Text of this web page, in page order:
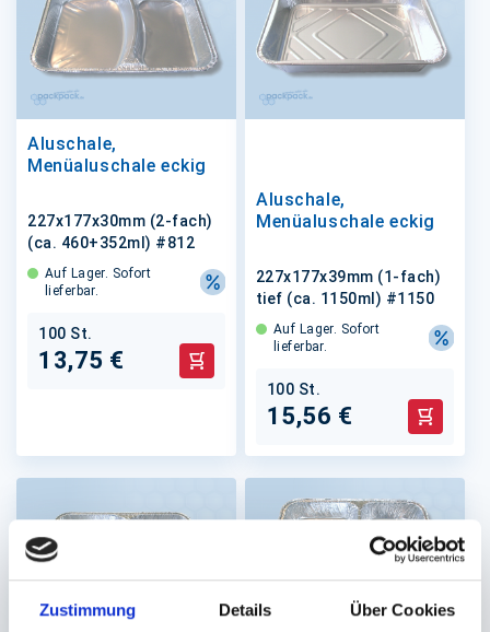
Zustimmung Details Über Cookies
Aluschale,
Menüaluschale eckig
227x177x30mm (2-fach)
(ca. 460+352ml) #812
Auf Lager. Sofort
lieferbar.
100 St.
13,75 € In den Warenkorb
Aluschale,
Menüaluschale eckig
227x177x39mm (1-fach)
tief (ca. 1150ml) #1150
Auf Lager. Sofort
lieferbar.
100 St.
15,56 € In den